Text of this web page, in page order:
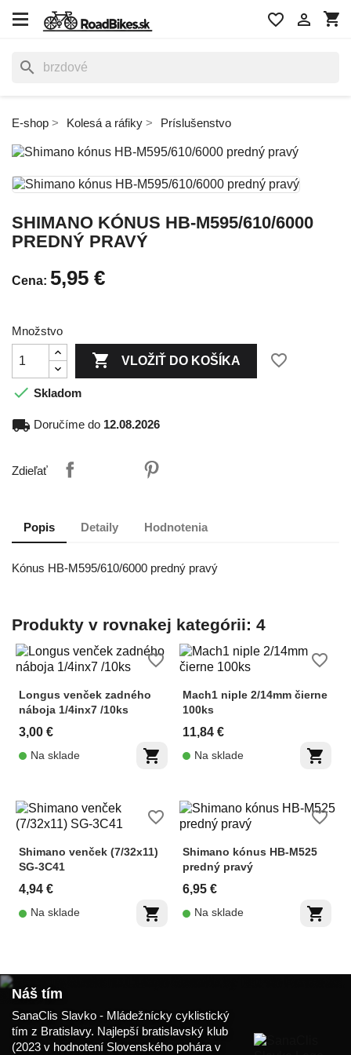
shopping_cart

favorite_border
search
E-shop Kolesá a ráfiky Príslušenstvo
SHIMANO KÓNUS HB-M595/610/6000
PREDNÝ PRAVÝ
Cena: 5,95 €
Množstvo
 VLOŽIŤ DO KOŠÍKA
favorite_border
 Skladom
local_shipping Doručíme do 12.08.2026
Zdieľať
Popis Detaily Hodnotenia
Kónus HB-M595/610/6000 predný pravý
Produkty v rovnakej kategórii: 4
Longus venček zadného
náboja 1/4inx7 /10ks
3,00 €
shopping_cart
Na sklade
favorite_border
Mach1 niple 2/14mm čierne
100ks
11,84 €
shopping_cart
Na sklade
favorite_border
Shimano venček (7/32x11)
SG-3C41
4,94 €
shopping_cart
Na sklade
favorite_border
Shimano kónus HB-M525
predný pravý
6,95 €
shopping_cart
Na sklade
favorite_border
Náš tím
SanaClis Slavko - Mládežnícky cyklistický
tím z Bratislavy. Najlepší bratislavský klub
(2023 v hodnotení Slovenského pohára v